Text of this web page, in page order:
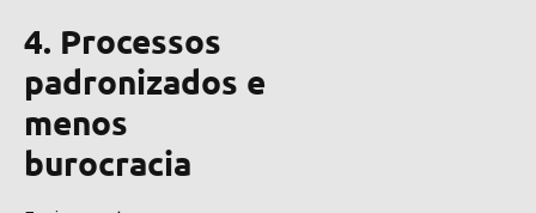
4. Processos
padronizados e
menos
burocracia